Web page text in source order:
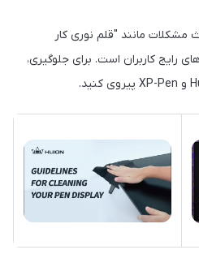
مشکلات مانند "قلم نوری کار
رایج کاربران است. برای جلوگیری،